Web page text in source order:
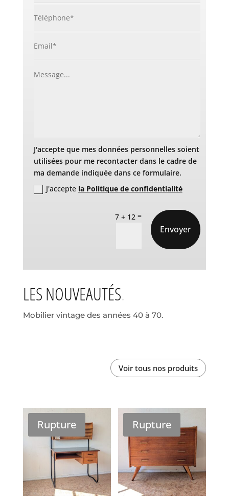
J'accepte que mes données personnelles soient
utilisées pour me recontacter dans le cadre de
ma demande indiquée dans ce formulaire.
J'accepte la Politique de confidentialité
7 + 12 =
Envoyer
LES NOUVEAUTÉS
Mobilier vintage des années 40 à 70.
Voir tous nos produits
Rupture Rupture